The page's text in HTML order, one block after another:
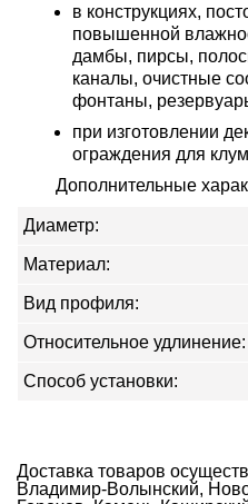
в конструкциях,
повышенной
дамбы, пирсы,
каналы, очистные
фонтаны,
при изготовлении
ограждения для
Дополнительные
Диаметр:
Материал:
Вид профиля:
Относительное удлинение:
Способ установки:
Доставка товаров
Владимир-Волынский,